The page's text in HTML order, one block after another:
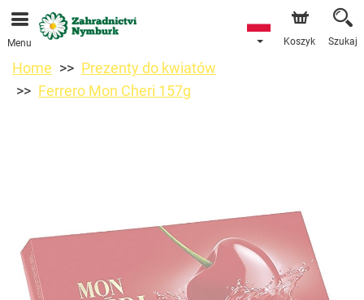
Przyjmujemy zamówienia za pośrednictwem naszego
sklepu internetowego. Najbliższy możliwy termin dostawy
to 11.08.2026 z powodu urlopu.
Menu Koszyk Szukaj
Home
Prezenty do kwiatów
Ferrero Mon Cheri 157g